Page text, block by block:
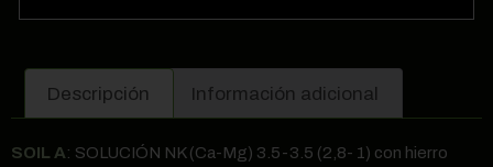
Descripción Información adicional
SOIL A: SOLUCIÓN NK (Ca-Mg) 3.5-3.5 (2,8- 1) con hierro